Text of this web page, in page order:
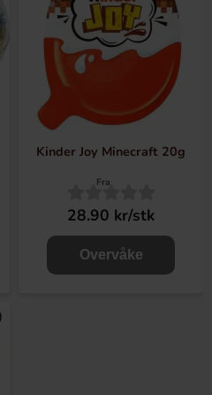
Kinder Joy Minecraft 20g
Fra
28.90 kr/stk
Overvåke